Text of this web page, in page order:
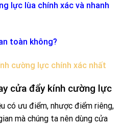
lực lùa chính xác và nhanh
toàn không?
cường lực chính xác nhất
cửa đẩy kính cường lực
có ưu điểm, nhược điểm riêng,
mà chúng ta nên dùng cửa